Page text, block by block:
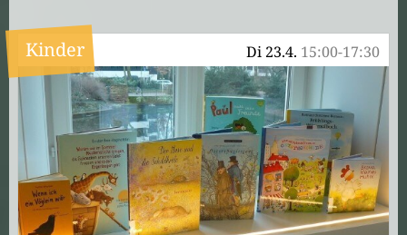
Di 23.4. 15:00-17:30
Kinder